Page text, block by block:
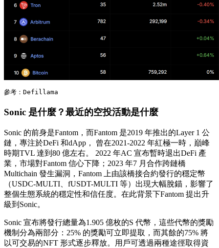
參考：Defillama
Sonic 是什麼？最近的空投活動是什麼
Sonic 的前身是Fantom，而Fantom 是2019 年推出的Layer 1 公
鏈，專注於DeFi 和dApp， 曾在2021-2022 年紅極一時，巔峰
時期TVL 達到80 億左右。 2022 年AC 宣布暫時退出DeFi 產
業，市場對Fantom 信心下降；2023 年7 月合作跨鏈橋
Multichain 發生漏洞，Fantom 上由該橋接合約發行的穩定幣
（USDC-MULTI、fUSDT-MULTI 等）出現大幅脫錨，影響了
整個生態系統的穩定性和信任度。在此背景下Fantom 提出升
級到Sonic。
Sonic 宣布將發行總量為1.905 億枚的S 代幣，這些代幣的獎勵
機制分為兩部分：25% 的獎勵可立即提取，而其餘的75% 將
以可交易的NFT 形式逐步釋放。用戶可透過兩種途徑取得資